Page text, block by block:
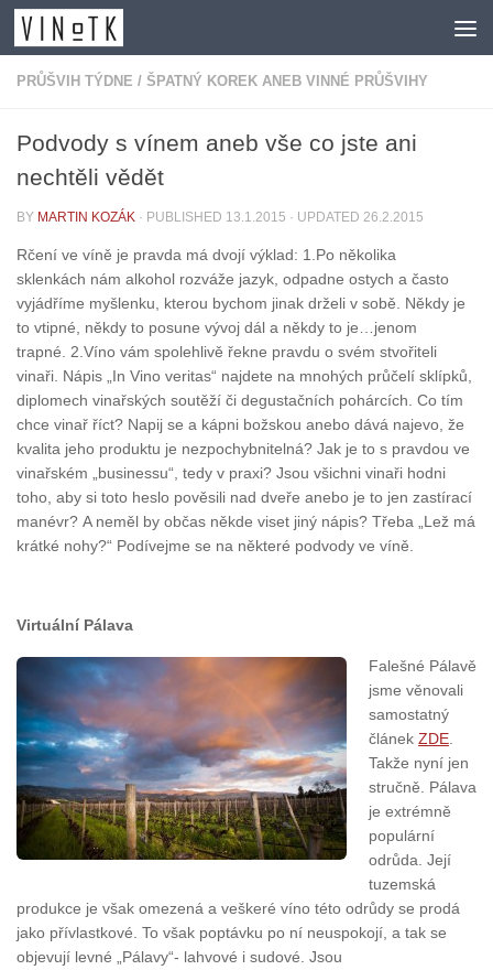
Skip to content
PRŮŠVIH TÝDNE / ŠPATNÝ KOREK ANEB VINNÉ PRŮŠVIHY
Podvody s vínem aneb vše co jste ani
nechtěli vědět
BY MARTIN KOZÁK · PUBLISHED 13.1.2015 · UPDATED 26.2.2015
Rčení ve víně je pravda má dvojí výklad: 1.Po několika
sklenkách nám alkohol rozváže jazyk, odpadne ostych a často
vyjádříme myšlenku, kterou bychom jinak drželi v sobě. Někdy je
to vtipné, někdy to posune vývoj dál a někdy to je…jenom
trapné. 2.Víno vám spolehlivě řekne pravdu o svém stvořiteli
vinaři. Nápis „In Vino veritas“ najdete na mnohých průčelí sklípků,
diplomech vinařských soutěží či degustačních pohárcích. Co tím
chce vinař říct? Napij se a kápni božskou anebo dává najevo, že
kvalita jeho produktu je nezpochybnitelná? Jak je to s pravdou ve
vinařském „businessu“, tedy v praxi? Jsou všichni vinaři hodni
toho, aby si toto heslo pověsili nad dveře anebo je to jen zastírací
manévr? A neměl by občas někde viset jiný nápis? Třeba „Lež má
krátké nohy?“ Podívejme se na některé podvody ve víně.
Virtuální Pálava
Falešné Pálavě
jsme věnovali
samostatný
článek ZDE
Takže nyní jen
stručně. Pálava
je extrémně
populární
odrůda. Její
tuzemská
produkce je však omezená a veškeré víno této odrůdy se prodá
jako přívlastkové. To však poptávku po ní neuspokojí, a tak se
objevují levné „Pálavy“- lahvové i sudové. Jsou